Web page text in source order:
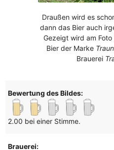
Draußen wird es
dann das Bier auch
Gezeigt wird am
Bier der Marke
Brauerei
Bewertung des Bildes:
2.00 bei einer Stimme.
Brauerei: